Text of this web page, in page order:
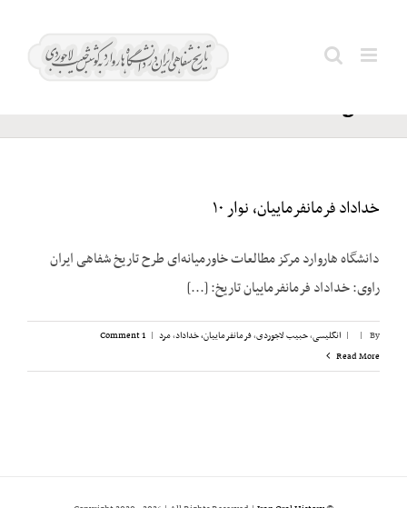
C.
Douglas
خداداد فرمانفرماییان، نوار ۱۰
دانشگاه هاروارد مرکز مطالعات خاورمیانه‌ای طرح تاریخ شفاهی ایران
راوی: خداداد فرمانفرماییان تاریخ: [...]
By
|
| انگلیسی,حبیب لاجوردی,فرمانفرماییان، خداداد,مرد |
1 Comment
Read More